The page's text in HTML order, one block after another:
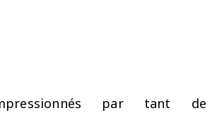
par tant de